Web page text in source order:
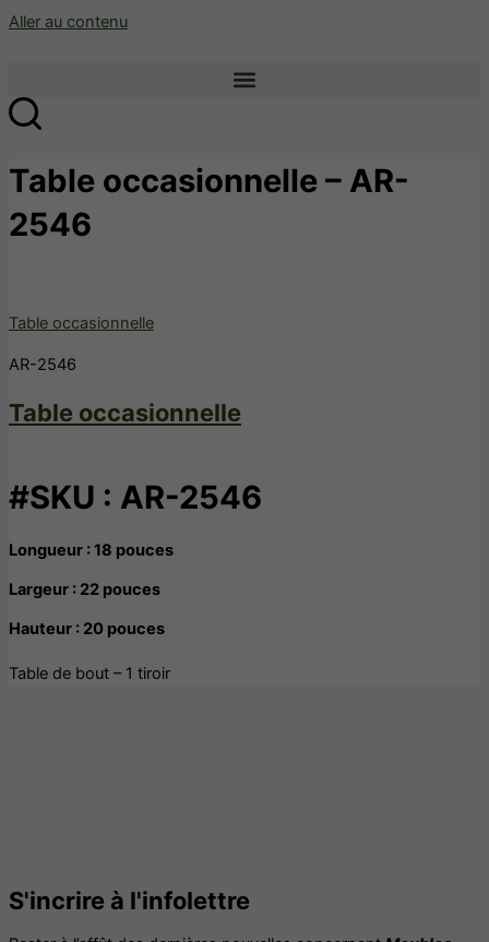
Aller au contenu
Table occasionnelle – AR-
2546
Table occasionnelle
AR-2546
Table occasionnelle
#SKU : AR-2546
Longueur : 18 pouces
Largeur : 22 pouces
Hauteur : 20 pouces
Table de bout – 1 tiroir
S'incrire à l'infolettre